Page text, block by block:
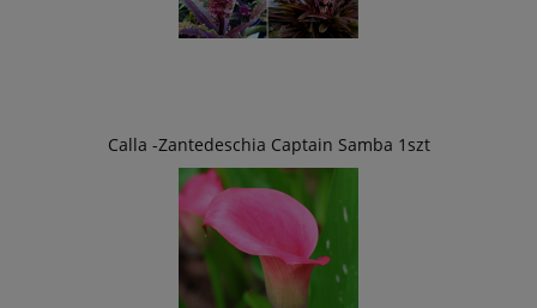
Calla -Zantedeschia Captain Samba 1szt